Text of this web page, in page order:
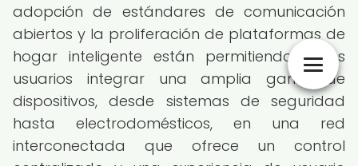
adopción de estándares de comunicación
abiertos y la proliferación de plataformas de
hogar inteligente están permitiendo a los
usuarios integrar una amplia gama de
dispositivos, desde sistemas de seguridad
hasta electrodomésticos, en una red
interconectada que ofrece un control